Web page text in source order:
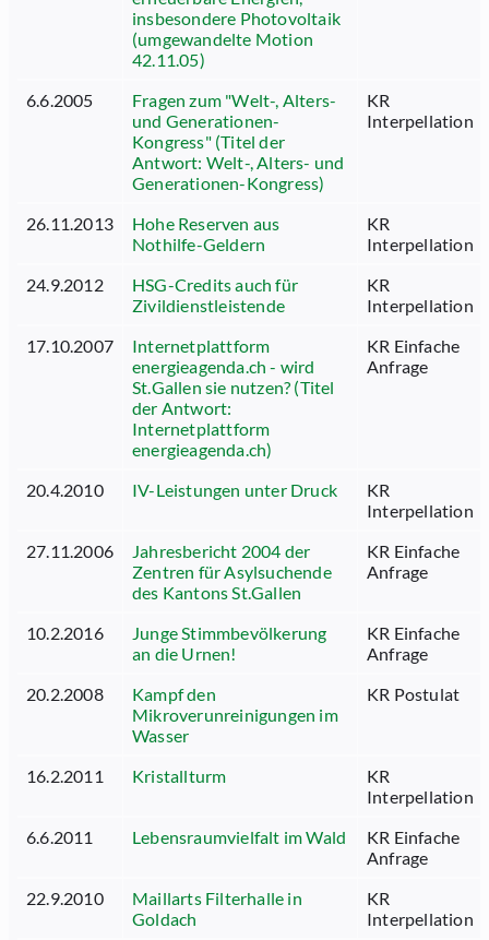
insbesondere Photovoltaik
(umgewandelte Motion
42.11.05)
6.6.2005
Fragen zum "Welt-, Alters-
und Generationen-
Kongress" (Titel der
Antwort: Welt-, Alters- und
Generationen-Kongress)
KR
Interpellation
26.11.2013
Hohe Reserven aus
Nothilfe-Geldern
KR
Interpellation
24.9.2012
HSG-Credits auch für
Zivildienstleistende
KR
Interpellation
17.10.2007
Internetplattform
energieagenda.ch - wird
St.Gallen sie nutzen? (Titel
der Antwort:
Internetplattform
energieagenda.ch)
KR Einfache
Anfrage
20.4.2010 IV-Leistungen unter Druck
KR
Interpellation
27.11.2006
Jahresbericht 2004 der
Zentren für Asylsuchende
des Kantons St.Gallen
KR Einfache
Anfrage
10.2.2016
Junge Stimmbevölkerung
an die Urnen!
KR Einfache
Anfrage
20.2.2008
Kampf den
Mikroverunreinigungen im
Wasser
KR Postulat
16.2.2011 Kristallturm
KR
Interpellation
6.6.2011
Lebensraumvielfalt im Wald
KR Einfache
Anfrage
22.9.2010
Maillarts Filterhalle in
Goldach
KR
Interpellation